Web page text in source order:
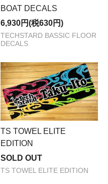
BOAT DECALS
6,930円(税630円)
TECHSTARD BASSIC FLOOR
DECALS
TS TOWEL ELITE
EDITION
SOLD OUT
TS TOWEL ELITE EDITION